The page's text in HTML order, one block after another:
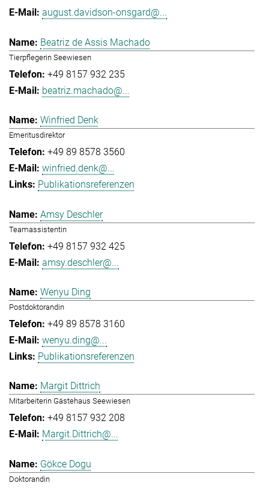
august.davidson-onsgard@...
Beatriz de Assis Machado
Tierpflegerin Seewiesen
+49 8157 932 235
beatriz.machado@...
Winfried Denk
Emeritusdirektor
+49 89 8578 3560
winfried.denk@...
Publikationsreferenzen
Amsy Deschler
Teamassistentin
+49 8157 932 425
amsy.deschler@...
Wenyu Ding
Postdoktorandin
+49 89 8578 3160
wenyu.ding@...
Publikationsreferenzen
Margit Dittrich
Mitarbeiterin Gästehaus Seewiesen
+49 8157 932 208
Margit.Dittrich@...
Gökce Dogu
Doktorandin